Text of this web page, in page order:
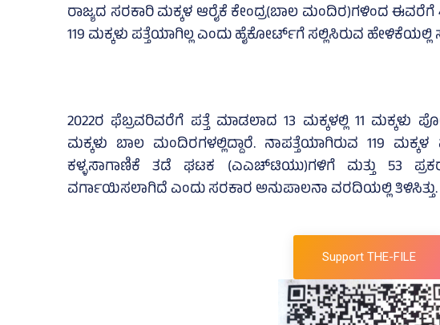
ರಾಜ್ಯದ ಸರಕಾರಿ ಮಕ್ಕಳ ಆರೈಕೆ ಕೇಂದ್ರ(ಬಾಲ ಮಂದಿರ)ಗಳಿಂದ ಈವರೆಗೆ
119 ಮಕ್ಕಳು ಪತ್ತೆಯಾಗಿಲ್ಲ ಎಂದು ಹೈಕೋರ್ಟ್‌ಗೆ ಸಲ್ಲಿಸಿರುವ ಹೇಳಿಕೆಯಲ್ಲಿ
2022ರ ಫೆಬ್ರವರಿವರೆಗೆ ಪತ್ತೆ ಮಾಡಲಾದ 13 ಮಕ್ಕಳಲ್ಲಿ 11 ಮಕ್ಕಳು
ಮಕ್ಕಳು ಬಾಲ ಮಂದಿರಗಳಲ್ಲಿದ್ದಾರೆ. ನಾಪತ್ತೆಯಾಗಿರುವ 119
ಕಳ್ಳಸಾಗಾಣಿಕೆ ತಡೆ ಘಟಕ (ಎಎಚ್‌ಟಿಯು)ಗಳಿಗೆ ಮತ್ತು 53
ವರ್ಗಾಯಿಸಲಾಗಿದೆ ಎಂದು ಸರಕಾರ ಅನುಪಾಲನಾ ವರದಿಯಲ್ಲಿ ತಿಳಿಸಿತ್ತು.
Support THE-FILE